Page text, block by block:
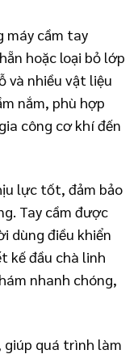
máy cầm tay
hoặc loại bỏ lớp
và nhiều vật liệu
nắm, phù hợp
công cơ khí đến
lực tốt, đảm bảo
Tay cầm được
dùng điều khiển
kế đầu chà linh
nhanh chóng,
giúp quá trình làm